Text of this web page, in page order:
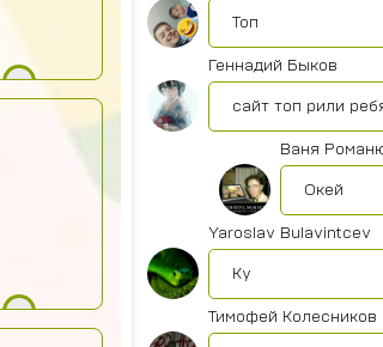
Топ
Геннадий Быков
сайт топ рили
Ваня
Окей
Yaroslav Bulavintcev
Ку
Тимофей Колесников